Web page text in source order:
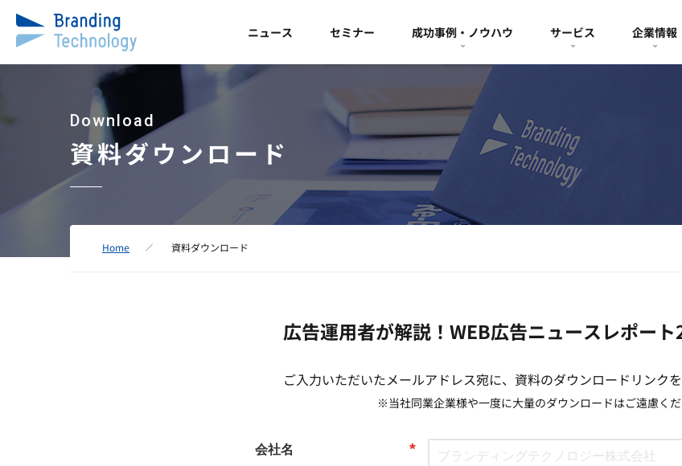
ニュース セミナー 成功事例・ノウハウ サービス 企業情報
Download
資料ダウンロード
Home 資料ダウンロード
広告運用者が解説！WEB広告ニュースレポー
ご入力いただいたメールアドレス宛に、資料のダウンロードリンク
※当社同業企業様や一度に大量のダウンロードはご遠慮く
*
会社名